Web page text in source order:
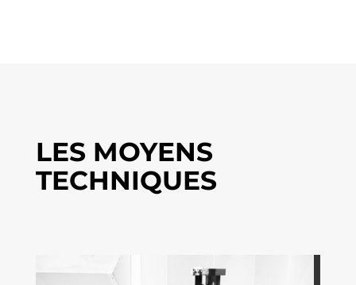
LES MOYENS
TECHNIQUES